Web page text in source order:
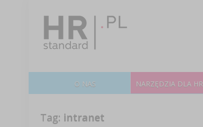
O NAS NARZĘDZIA DLA HR
Tag: intranet